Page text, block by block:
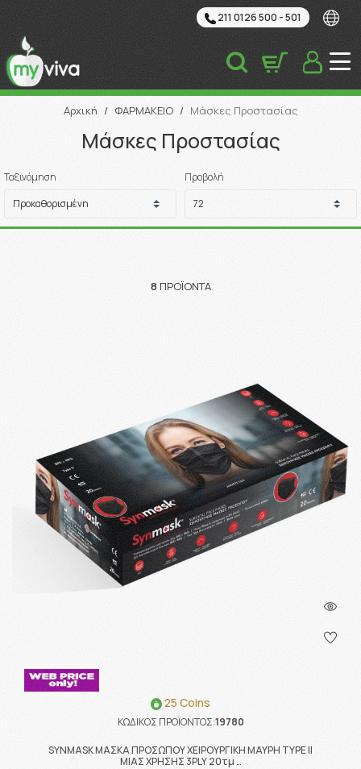
211 0126 500 - 501
Αναζήτηση
Αρχική / ΦΑΡΜΑΚΕΙΟ / Μάσκες Προστασίας
Μάσκες Προστασίας
Ταξινόμηση Προβολή
8 ΠΡΟΪΌΝΤΑ
25 Coins
ΚΩΔΙΚΟΣ ΠΡΟΪΟΝΤΟΣ:19780
SYNMASK ΜΑΣΚΑ ΠΡΟΣΩΠΟΥ ΧΕΙΡΟΥΡΓΙΚΗ ΜΑΥΡΗ TYPE II
ΜΙΑΣ ΧΡΗΣΗΣ 3PLY 20τμ …